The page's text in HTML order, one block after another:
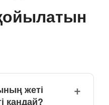
жеті
қандай?